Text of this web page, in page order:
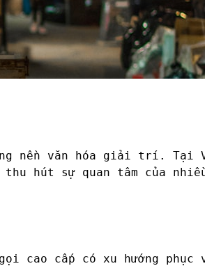
nền văn hóa giải trí. Tại
hút sự quan tâm của
cao cấp có xu hướng phục